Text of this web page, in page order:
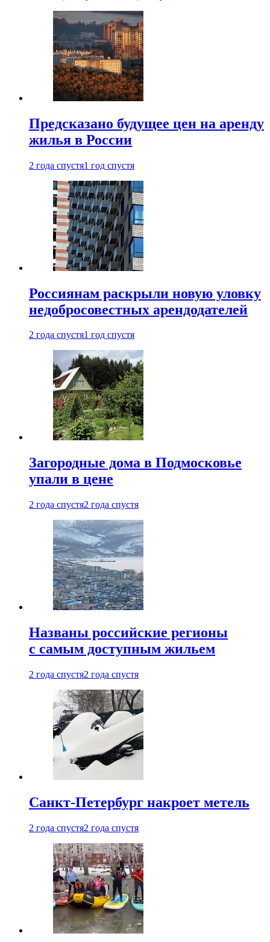
Предсказано будущее цен на аренду
жилья в России
2 года спустя1 год спустя
Россиянам раскрыли новую уловку
недобросовестных арендодателей
2 года спустя1 год спустя
Загородные дома в Подмосковье
упали в цене
2 года спустя2 года спустя
Названы российские регионы
с самым доступным жильем
2 года спустя2 года спустя
Санкт-Петербург накроет метель
2 года спустя2 года спустя